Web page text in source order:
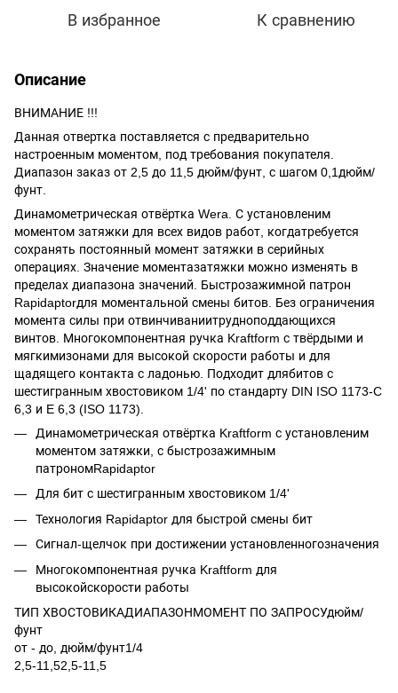
В избранное К сравнению
Описание
ВНИМАНИЕ !!!
Данная отвертка поставляется с предварительно
настроенным моментом, под требования покупателя.
Диапазон заказ от 2,5 до 11,5 дюйм/фунт, с шагом 0,1дюйм/
фунт.
Динамометрическая отвёртка Wera. С установленим
моментом затяжки для всех видов работ, когдатребуется
сохранять постоянный момент затяжки в серийных
операциях. Значение моментазатяжки можно изменять в
пределах диапазона значений. Быстрозажимной патрон
Rapidaptorдля моментальной смены битов. Без ограничения
момента силы при отвинчиваниитрудноподдающихся
винтов. Многокомпонентная ручка Kraftform с твёрдыми и
мягкимизонами для высокой скорости работы и для
щадящего контакта с ладонью. Подходит длябитов с
шестигранным хвостовиком 1/4' по стандарту DIN ISO 1173-C
6,3 и E 6,3 (ISO 1173).
Динамометрическая отвёртка Kraftform с установленим
моментом затяжки, с быстрозажимным
патрономRapidaptor
Для бит с шестигранным хвостовиком 1/4'
Технология Rapidaptor для быстрой смены бит
Сигнал-щелчок при достижении установленногозначения
Многокомпонентная ручка Kraftform для
высокойскорости работы
ТИП ХВОСТОВИКАДИАПАЗОНМОМЕНТ ПО ЗАПРОСУдюйм/
фунт
от - до, дюйм/фунт1/4
2,5-11,52,5-11,5